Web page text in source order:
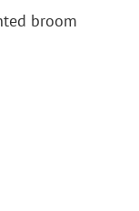
broom